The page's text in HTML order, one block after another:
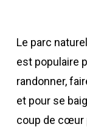
Le parc
est populaire
randonner,
et pour se
coup de cœur